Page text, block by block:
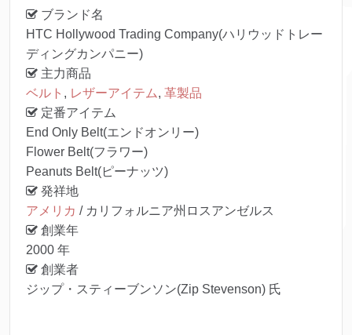
ブランド名
HTC Hollywood Trading Company(ハリウッドトレー
ディングカンパニー)
主力商品
ベルト , レザーアイテム, 革製品
定番アイテム
End Only Belt(エンドオンリー)
Flower Belt(フラワー)
Peanuts Belt(ピーナッツ)
発祥地
アメリカ / カリフォルニア州ロスアンゼルス
創業年
2000 年
創業者
ジップ・スティーブンソン(Zip Stevenson) 氏